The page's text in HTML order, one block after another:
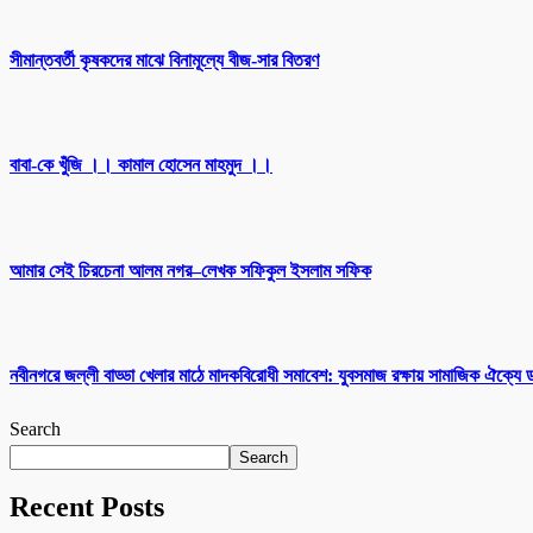
সীমান্তবর্তী কৃষকদের মাঝে বিনামূল্যে বীজ-সার বিতরণ
বাবা-কে খুঁজি ।। কামাল হোসেন মাহমুদ ।।
আমার সেই চিরচেনা আলম নগর–লেখক সফিকুল ইসলাম সফিক
নবীনগরে জল্লী বাড্ডা খেলার মাঠে মাদকবিরোধী সমাবেশ: যুবসমাজ রক্ষায় সামাজিক
Search
Search
Recent Posts